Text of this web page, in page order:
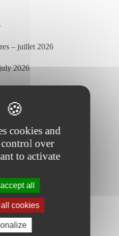
– juillet 2026
2026
– juin 2026
cookies and
over
to activate
all
all cookies